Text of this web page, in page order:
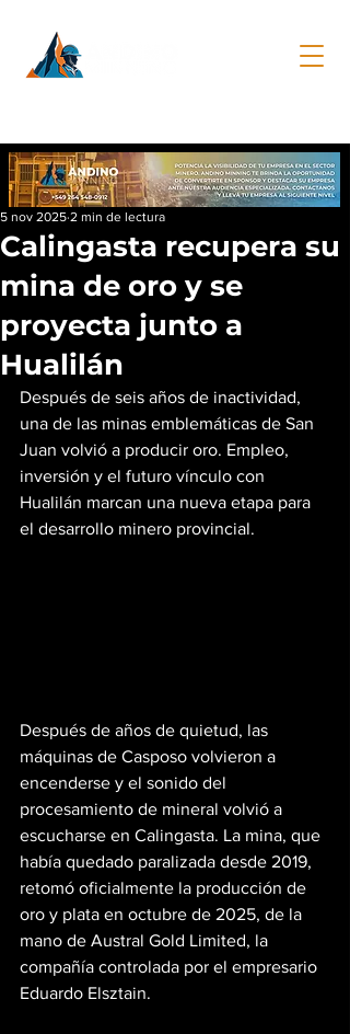
Calingasta recupera su
mina de oro y se
proyecta junto a
Hualilán
5 nov 2025 2 min de lectura
Después de seis años de inactividad,
una de las minas emblemáticas de San
Juan volvió a producir oro. Empleo,
inversión y el futuro vínculo con
Hualilán marcan una nueva etapa para
el desarrollo minero provincial.
Después de años de quietud, las
máquinas de Casposo volvieron a
encenderse y el sonido del
procesamiento de mineral volvió a
escucharse en Calingasta. La mina, que
había quedado paralizada desde 2019,
retomó oficialmente la producción de
oro y plata en octubre de 2025, de la
mano de Austral Gold Limited, la
compañía controlada por el empresario
Eduardo Elsztain.